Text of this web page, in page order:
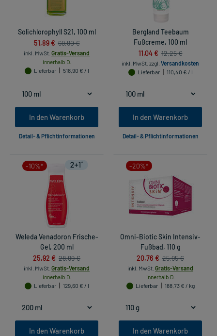
Solichlorophyll S21, 100 ml
51,89 € 69,90 €
inkl. MwSt. Gratis-Versand
innerhalb D.
Lieferbar
518,90 € / l
In den Warenkorb
Detail- & Pflichtinformationen
Bergland Teebaum
Fußcreme, 100 ml
11,04 € 12,25 €
inkl. MwSt. zzgl. Versandkosten
Lieferbar
110,40 € / l
In den Warenkorb
Detail- & Pflichtinformationen
-10%*
Weleda Venadoron Frische-
Gel, 200 ml
25,92 € 28,99 €
inkl. MwSt. Gratis-Versand
innerhalb D.
Lieferbar
129,60 € / l
In den Warenkorb
-20%*
Omni-Biotic Skin Intensiv-
Fußbad, 110 g
20,76 € 25,95 €
inkl. MwSt. Gratis-Versand
innerhalb D.
Lieferbar
188,73 € / kg
In den Warenkorb